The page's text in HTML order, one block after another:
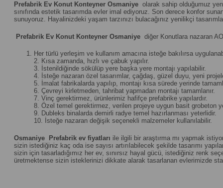
Prefabrik Ev Konut Konteyner Osmaniye olarak sahip olduğumuz
sınıfında estetik tasarımda evler imal ediyoruz. Son derece konfor
sunuyoruz. Hayalinizdeki yaşam tarzınızı bulacağınız yenilikçi
Prefabrik Ev Konut Konteyner Osmaniye diğer Konutlara nazaran
Her türlü yerleşim ve kullanım amacına isteğe bakılırsa
2. Kısa zamanda, hızlı ve çabuk yapılır.
3. İstenildiğinde sökülüp yere başka yere montajı yapılabilir.
4. İsteğe nazaran özel tasarımlar, çağdaş, güzel duyu, yeni
5. İmalat fabrikalarda yapılıp, montajı kısa sürede yerinde
6. Çevreyi kirletmeden, tahribat yapmadan montajı tamamlanır.
7. Vinç gerektirmez, ürünlerimiz hafifçe prefabrike yapılardır.
8. Özel temel gerektirmez, verilen projeye uygun basit grobeton
9. Dubleks binalarda demirli radye temel hazırlanması yeterlidir.
10. İsteğe nazaran değişik seçenekli malzemeler kullanılabilir.
Osmaniye Prefabrik ev fiyatları ile ilgili bir araştırma mı yapmak
sizin istediğiniz kaç oda ise sayısı artırılabilecek şekilde tasarımı
sizin için tasarladığımız her ev, sınırsız hayal gücü, istediğiniz renk
üretmektense sizin isteklerinizi dikkate alarak tasarlanan evlerimizde